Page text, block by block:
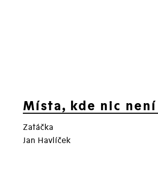
Místa, kde nic
Zatáčka
Jan Havlíček